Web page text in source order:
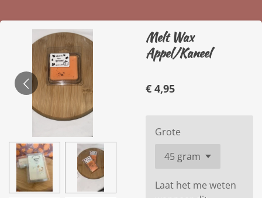
Melt Wax
Appel/Kaneel
€ 4,95
Grote
Laat het me weten